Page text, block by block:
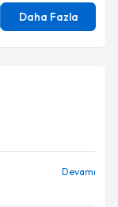
Daha Fazla
Devamı